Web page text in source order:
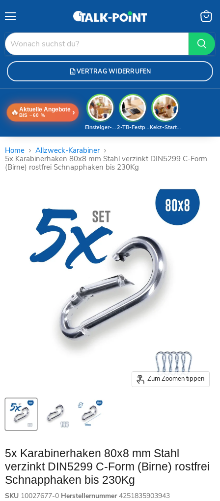
VERTRAG WIDERRUFEN
🔥 Aktuelle Angebote
BIS −60 % ›
Kekz-Starterset
2-TB-Festplatte
Einsteiger-Handy
Home
Allzweck-Karabiner
5x Karabinerhaken 80x8 mm Stahl verzinkt DIN5299 C-Form
(Birne) rostfrei Schnapphaken bis 230Kg
Zum Zoomen tippen
5x Karabinerhaken 80x8 mm Stahl
verzinkt DIN5299 C-Form (Birne) rostfrei
Schnapphaken bis 230Kg
SKU 10027677-0 Herstellernummer 4251835903943